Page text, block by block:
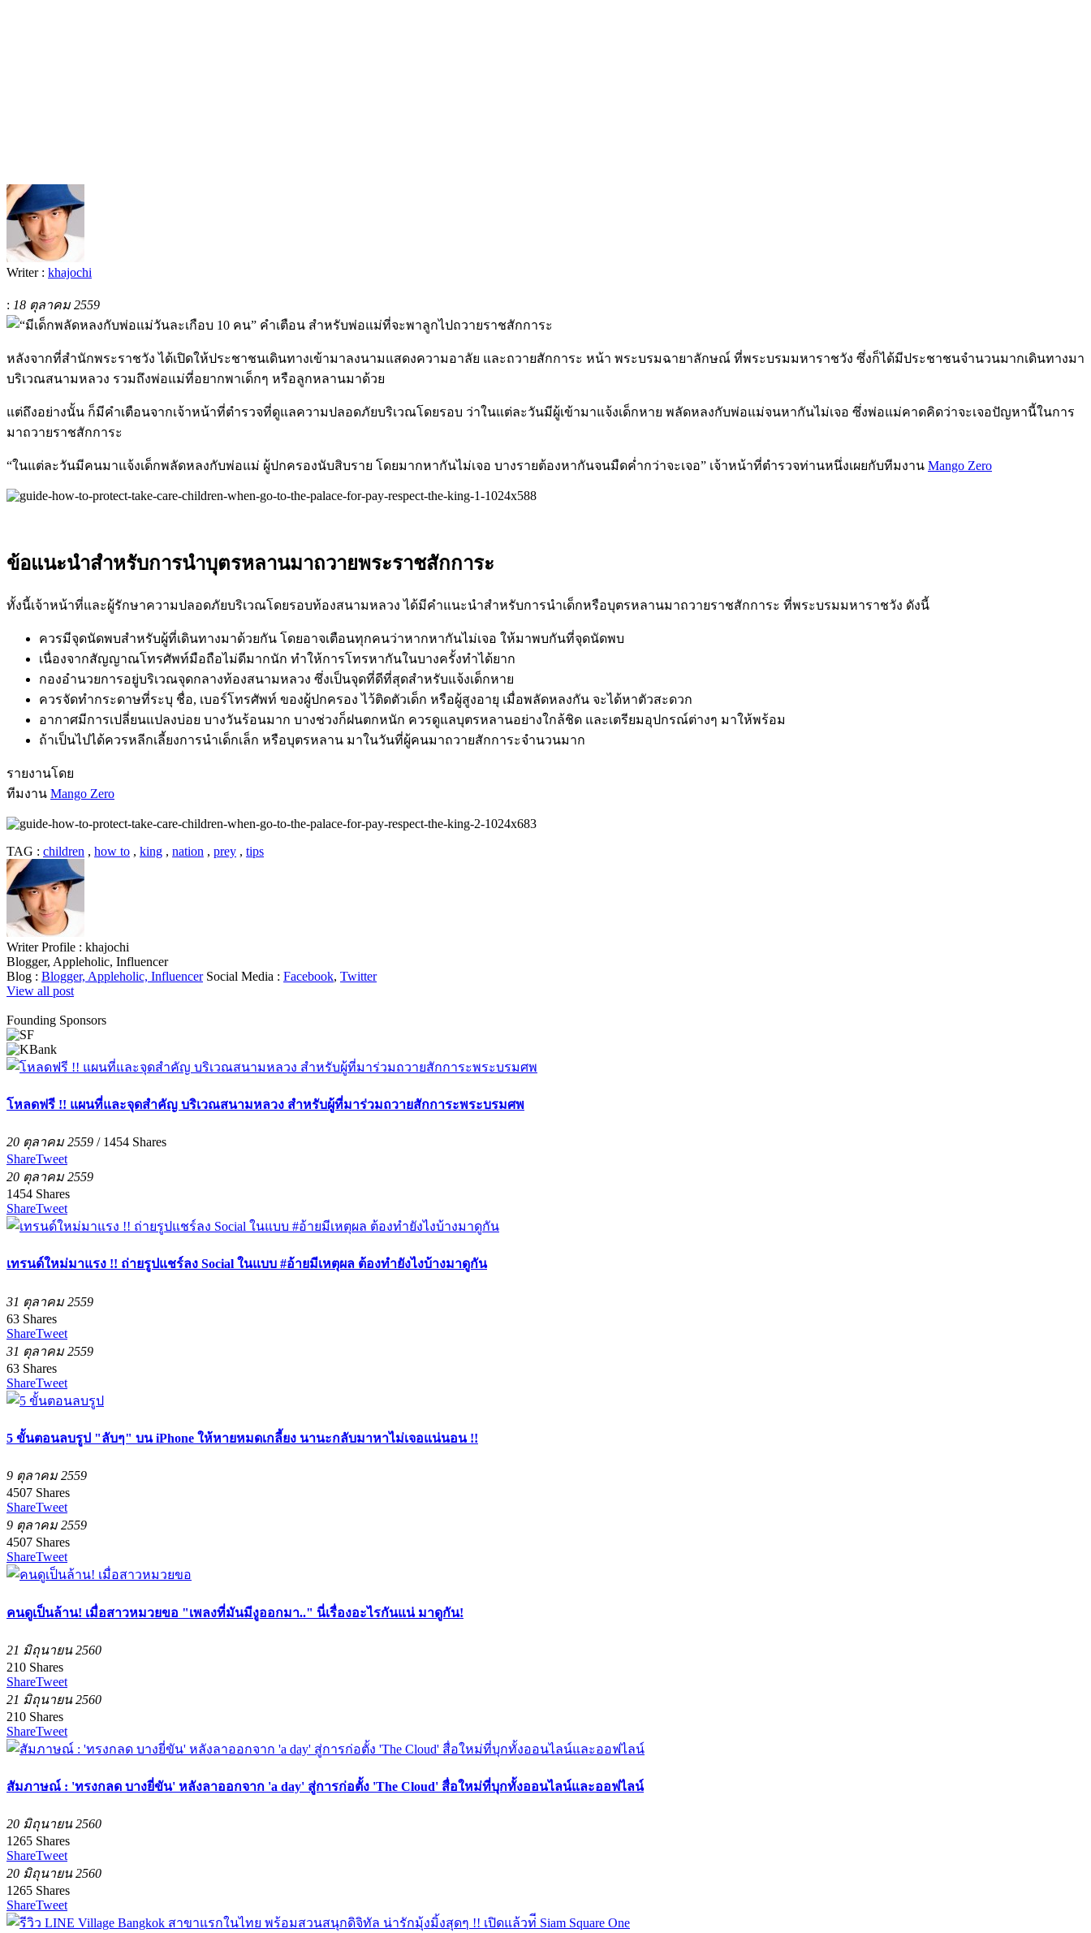
Writer : khajochi
: 18 ตุลาคม 2559
หลังจากที่สำนักพระราชวัง ได้เปิดให้ประชาชนเดินทางเข้ามาลงนามแสดงความอาลัย และถวายสักการะ หน้า พระบรมฉายาลักษณ์ ที่พระบรมมหาราชวัง ซึ่งก็ได้มีประชาชนจำนวนมากเดินทางมา
บริเวณสนามหลวง รวมถึงพ่อแม่ที่อยากพาเด็กๆ หรือลูกหลานมาด้วย
แต่ถึงอย่างนั้น ก็มีคำเตือนจากเจ้าหน้าที่ตำรวจที่ดูแลความปลอดภัยบริเวณโดยรอบ ว่าในแต่ละวันมีผู้เข้ามาแจ้งเด็กหาย พลัดหลงกับพ่อแม่จนหากันไม่เจอ ซึ่งพ่อแม่คาดคิดว่าจะเจอปัญหานี้ในการ
มาถวายราชสักการะ
“ในแต่ละวันมีคนมาแจ้งเด็กพลัดหลงกับพ่อแม่ ผู้ปกครองนับสิบราย โดยมากหากันไม่เจอ บางรายต้องหากันจนมืดค่ำกว่าจะเจอ” เจ้าหน้าที่ตำรวจท่านหนึ่งเผยกับทีมงาน Mango Zero
ข้อแนะนำสำหรับการนำบุตรหลานมาถวายพระราชสักการะ
ทั้งนี้เจ้าหน้าที่และผู้รักษาความปลอดภัยบริเวณโดยรอบท้องสนามหลวง ได้มีคำแนะนำสำหรับการนำเด็กหรือบุตรหลานมาถวายราชสักการะ ที่พระบรมมหาราชวัง ดังนี้
ควรมีจุดนัดพบสำหรับผู้ที่เดินทางมาด้วยกัน โดยอาจเตือนทุกคนว่าหากหากันไม่เจอ ให้มาพบกันที่จุดนัดพบ
เนื่องจากสัญญาณโทรศัพท์มือถือไม่ดีมากนัก ทำให้การโทรหากันในบางครั้งทำได้ยาก
กองอำนวยการอยู่บริเวณจุดกลางท้องสนามหลวง ซึ่งเป็นจุดที่ดีที่สุดสำหรับแจ้งเด็กหาย
ควรจัดทำกระดาษที่ระบุ ชื่อ, เบอร์โทรศัพท์ ของผู้ปกครอง ไว้ติดตัวเด็ก หรือผู้สูงอายุ เมื่อพลัดหลงกัน จะได้หาตัวสะดวก
อากาศมีการเปลี่ยนแปลงบ่อย บางวันร้อนมาก บางช่วงก็ฝนตกหนัก ควรดูแลบุตรหลานอย่างใกล้ชิด และเตรียมอุปกรณ์ต่างๆ มาให้พร้อม
ถ้าเป็นไปได้ควรหลีกเลี้ยงการนำเด็กเล็ก หรือบุตรหลาน มาในวันที่ผู้คนมาถวายสักการะจำนวนมาก
รายงานโดย
ทีมงาน Mango Zero
TAG : children , how to , king , nation , prey , tips
Writer Profile : khajochi
Blogger, Appleholic, Influencer
Blog : Blogger, Appleholic, Influencer Social Media : Facebook, Twitter
View all post
Founding Sponsors
โหลดฟรี !! แผนที่และจุดสำคัญ บริเวณสนามหลวง สำหรับผู้ที่มาร่วมถวายสักการะพระบรมศพ
20 ตุลาคม 2559 / 1454 Shares
ShareTweet
20 ตุลาคม 2559
1454 Shares
ShareTweet
เทรนด์ใหม่มาแรง !! ถ่ายรูปแชร์ลง Social ในแบบ #อ้ายมีเหตุผล ต้องทำยังไงบ้างมาดูกัน
31 ตุลาคม 2559
63 Shares
ShareTweet
31 ตุลาคม 2559
63 Shares
ShareTweet
5 ขั้นตอนลบรูป "ลับๆ" บน iPhone ให้หายหมดเกลี้ยง นานะกลับมาหาไม่เจอแน่นอน !!
9 ตุลาคม 2559
4507 Shares
ShareTweet
9 ตุลาคม 2559
4507 Shares
ShareTweet
คนดูเป็นล้าน! เมื่อสาวหมวยขอ "เพลงที่มันมีงูออกมา.." นี่เรื่องอะไรกันแน่ มาดูกัน!
21 มิถุนายน 2560
210 Shares
ShareTweet
21 มิถุนายน 2560
210 Shares
ShareTweet
สัมภาษณ์ : 'ทรงกลด บางยี่ขัน' หลังลาออกจาก 'a day' สู่การก่อตั้ง 'The Cloud' สื่อใหม่ที่บุกทั้งออนไลน์และออฟไลน์
20 มิถุนายน 2560
1265 Shares
ShareTweet
20 มิถุนายน 2560
1265 Shares
ShareTweet